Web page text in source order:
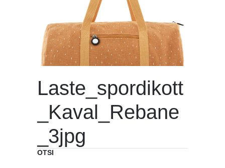
Laste_spordikott
_Kaval_Rebane
_3jpg
OTSI